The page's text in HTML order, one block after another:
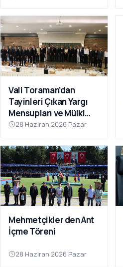
Vali Toraman’dan
Tayinleri Çıkan Yargı
Mensupları ve Mülki
İdare Amirlerine Veda
Yemeği
28 Haziran 2026 Pazar
Mehmetçikler den Ant
İçme Töreni
28 Haziran 2026 Pazar